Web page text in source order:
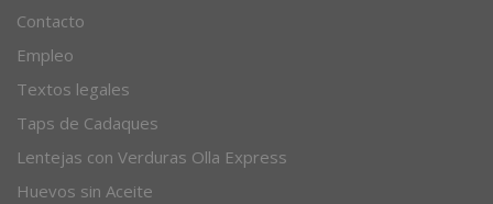
Contacto
Empleo
Textos legales
Taps de Cadaques
Lentejas con Verduras Olla Express
Huevos sin Aceite